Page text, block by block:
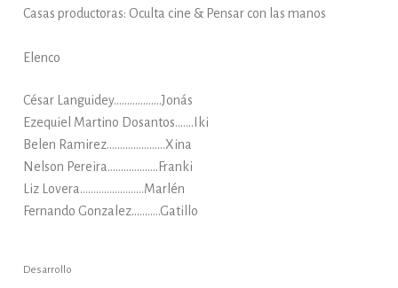
Casas productoras: Oculta cine & Pensar con las manos
Elenco
César Languidey………………Jonás
Ezequiel Martino Dosantos…….Iki
Belen Ramirez………………….Xina
Nelson Pereira……………….Franki
Liz Lovera……………………Marlén
Fernando Gonzalez………..Gatillo
Desarrollo